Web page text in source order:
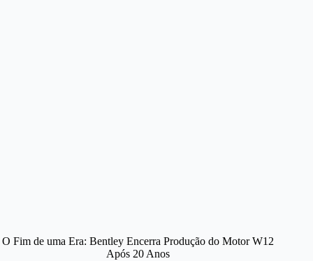
O Fim de uma Era: Bentley Encerra Produção do Motor W12
Após 20 Anos